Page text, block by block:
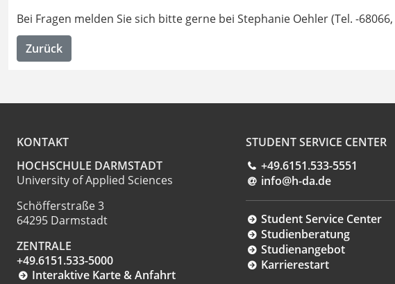
Bei Fragen melden Sie sich bitte gerne bei Stephanie Oehler (Tel. -68066,
Zurück
KONTAKT
HOCHSCHULE DARMSTADT
University of Applied Sciences
Schöfferstraße 3
64295 Darmstadt
ZENTRALE
+49.6151.533-5000
Interaktive Karte & Anfahrt
STUDENT SERVICE CENTER
+49.6151.533-5551
info@h-da.de
Student Service Center
Studienberatung
Studienangebot
Karrierestart